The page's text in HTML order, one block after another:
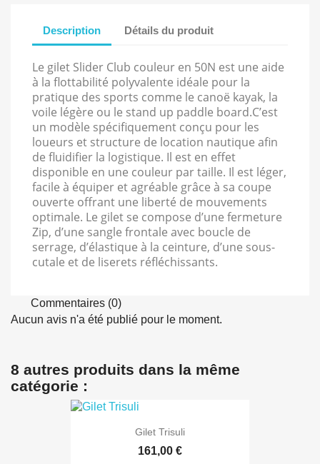
Description Détails du produit
Le gilet Slider Club couleur en 50N est une aide
à la flottabilité polyvalente idéale pour la
pratique des sports comme le canoë kayak, la
voile légère ou le stand up paddle board.C’est
un modèle spécifiquement conçu pour les
loueurs et structure de location nautique afin
de fluidifier la logistique. Il est en effet
disponible en une couleur par taille. Il est léger,
facile à équiper et agréable grâce à sa coupe
ouverte offrant une liberté de mouvements
optimale. Le gilet se compose d’une fermeture
Zip, d’une sangle frontale avec boucle de
serrage, d’élastique à la ceinture, d’une sous-
cutale et de liserets réfléchissants.
Commentaires (0)
Aucun avis n'a été publié pour le moment.
8 autres produits dans la même
catégorie :
Gilet Trisuli
161,00 €